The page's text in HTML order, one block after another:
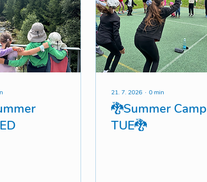
21. 7. 2026 ∙ 0min
🐉Summer Camp
TUE🐉